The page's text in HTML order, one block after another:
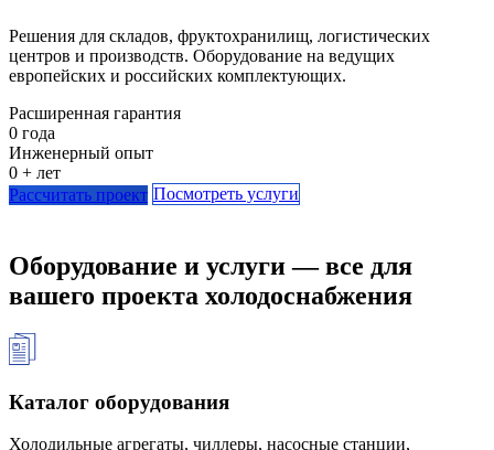
Решения для складов, фруктохранилищ, логистических
центров и производств. Оборудование на ведущих
европейских и российских комплектующих.
Расширенная гарантия
0 года
Инженерный опыт
0 + лет
Рассчитать проект Посмотреть услуги
Оборудование и услуги — все для
вашего проекта холодоснабжения
Каталог оборудования
Холодильные агрегаты, чиллеры, насосные станции,